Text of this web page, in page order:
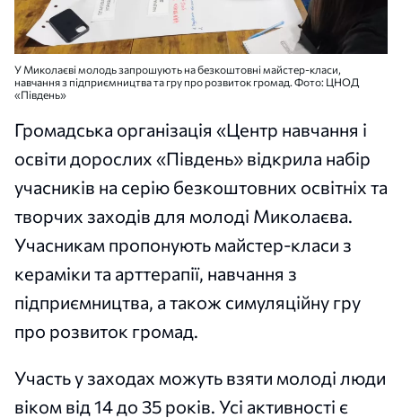
У Миколаєві молодь запрошують на безкоштовні майстер-класи,
навчання з підприємництва та гру про розвиток громад. Фото: ЦНОД
«Південь»
Громадська організація «Центр навчання і
освіти дорослих «Південь» відкрила набір
учасників на серію безкоштовних освітніх та
творчих заходів для молоді Миколаєва.
Учасникам пропонують майстер-класи з
кераміки та арттерапії, навчання з
підприємництва, а також симуляційну гру
про розвиток громад.
Участь у заходах можуть взяти молоді люди
віком від 14 до 35 років. Усі активності є